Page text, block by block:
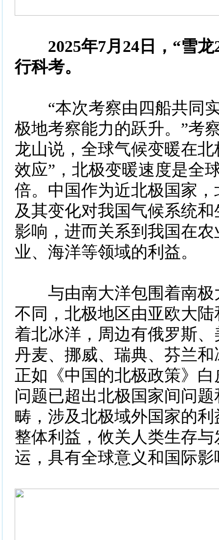
2025年7月24日，“雪龙
行科考。
“本次考察由四船共同实
极地考察能力的跃升。”考
龙山说，全球气候变暖在
效应”，北极变暖速度是全
倍。中国作为近北极国家
及其变化对我国气候系统
影响，进而关系到我国在
业、海洋等领域的利益。
与由南大洋包围着南极
不同，北极地区由亚欧大
着北冰洋，周边有俄罗斯
丹麦、挪威、瑞典、芬兰
正如《中国的北极政策》
问题已超出北极国家间问
畴，涉及北极域外国家的
整体利益，攸关人类生存
运，具有全球意义和国际影